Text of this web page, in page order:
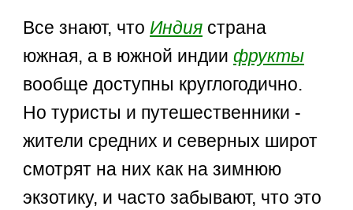
Все знают, что Индия страна
южная, а в южной индиифрукты
вообще доступны круглогодично.
Но туристы и путешественники -
жители средних и северных широт
смотрят на них как на зимнюю
экзотику, и часто забывают, что это